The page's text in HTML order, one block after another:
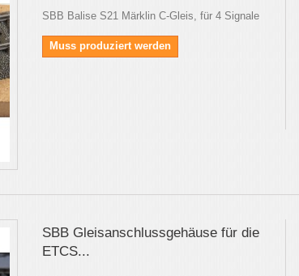
SBB Balise S21 Märklin C-Gleis, für 4 Signale
Muss produziert werden
SBB Gleisanschlussgehäuse für die
ETCS...